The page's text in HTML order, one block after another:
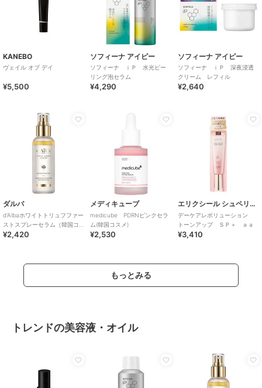
KANEBO
ヴェイル オブ デイ
¥5,500
ソフィーナ アイピー
ソフィーナ ｉＰ 水光ピー
リング泡セラム
¥4,290
ソフィーナ アイピー
ソフィーナ ｉＰ 深夜浸透
クリーム レフィル
¥2,640
ダルバ
d'Albaホワイトトリュフファー
ストスプレーセラム（韓国コ
スメ）
¥2,420
メディキューブ
medicube PDRNピンクセラ
ム(韓国コスメ)
¥2,530
エリクシール シュペリエル
デーケアレボリューション
トーンアップ ＳＰ＋ ａａ
¥3,410
もっとみる
トレンドの美容液・オイル